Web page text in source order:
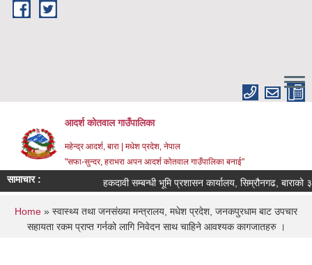
Skip to main content
आदर्श कोतवाल गाउँपालिका
महेन्द्र आदर्श, बारा | मधेश प्रदेश, नेपाल
"सफा-सुन्दर, हराभरा अपन आदर्श कोतवाल गाउँपालिका बनाई"
सामाचार : हकदावी सम्बन्धी भूमि प्रशासन कार्यालय, सिम्रौनगढ, बाराको
You are here
Home » स्वास्थ्य तथा जनसंख्या मन्त्रालय, मधेश प्रदेश, जनकपुरधाम बाट उपचार
सहायता रकम प्राप्त गर्नको लागि निवेदन साथ चाहिने आवश्यक कागजातहरु ।